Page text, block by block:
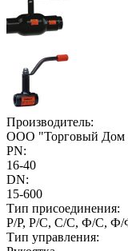
Производитель:
ООО "Торговый
PN:
16-40
DN:
15-600
Тип присоединения:
Р/Р, Р/С, С/С, Ф/С,
Тип управления: